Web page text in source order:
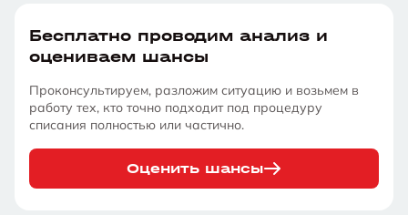
Бесплатно проводим анализ и
оцениваем шансы
Проконсультируем, разложим ситуацию и возьмем в
работу тех, кто точно подходит под процедуру
списания полностью или частично.
Оценить шансы